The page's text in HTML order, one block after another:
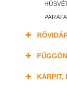
PARAFA
KÁRPIT,